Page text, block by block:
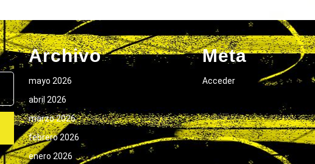
Archivo
mayo 2026
abril 2026
marzo 2026
febrero 2026
enero 2026
Meta
Acceder